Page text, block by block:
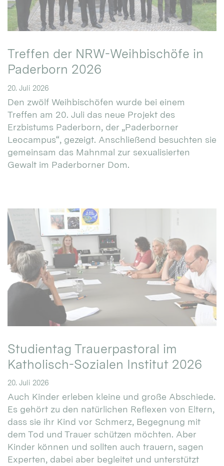
Treffen der NRW-Weihbischöfe in
Paderborn 2026
20. Juli 2026
Den zwölf Weihbischöfen wurde bei einem
Treffen am 20. Juli das neue Projekt des
Erzbistums Paderborn, der „Paderborner
Leocampus“, gezeigt. Anschließend besuchten sie
gemeinsam das Mahnmal zur sexualisierten
Gewalt im Paderborner Dom.
Studientag Trauerpastoral im
Katholisch-Sozialen Institut 2026
20. Juli 2026
Auch Kinder erleben kleine und große Abschiede.
Es gehört zu den natürlichen Reflexen von Eltern,
dass sie ihr Kind vor Schmerz, Begegnung mit
dem Tod und Trauer schützen möchten. Aber
Kinder können und sollten auch trauern, sagen
Experten, dabei aber begleitet und unterstützt